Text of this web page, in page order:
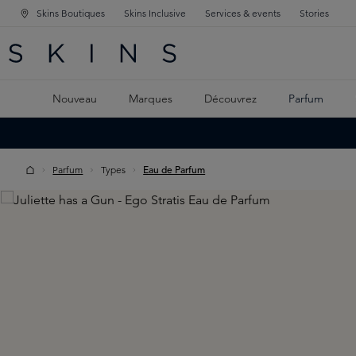
PRINCIPALE
CONTENU PRINCIPAL
Skins Boutiques Skins Inclusive Services & events Stories
Nouveau Marques Découvrez Parfum
Parfum Types Eau de Parfum
Skip image gallery